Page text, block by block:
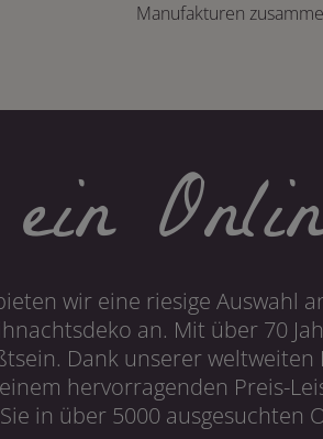
Manufakturen
wir eine riesige Auswahl
an. Mit über 70
Dank unserer
hervorragenden Preis-
in über 5000 ausgesuchten